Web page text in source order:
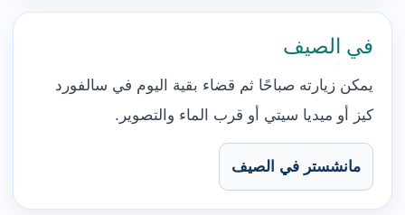
في الصيف
يمكن زيارته صباحًا ثم قضاء بقية اليوم في سالفورد
كيز أو ميديا سيتي أو قرب الماء والتصوير.
مانشستر في الصيف